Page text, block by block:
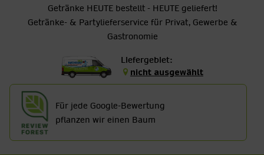
Getränke HEUTE bestellt - HEUTE geliefert!
Getränke- & Partylieferservice für Privat, Gewerbe &
Gastronomie
Liefergebiet:
nicht ausgewählt
Für jede Google-Bewertung
pflanzen wir einen Baum